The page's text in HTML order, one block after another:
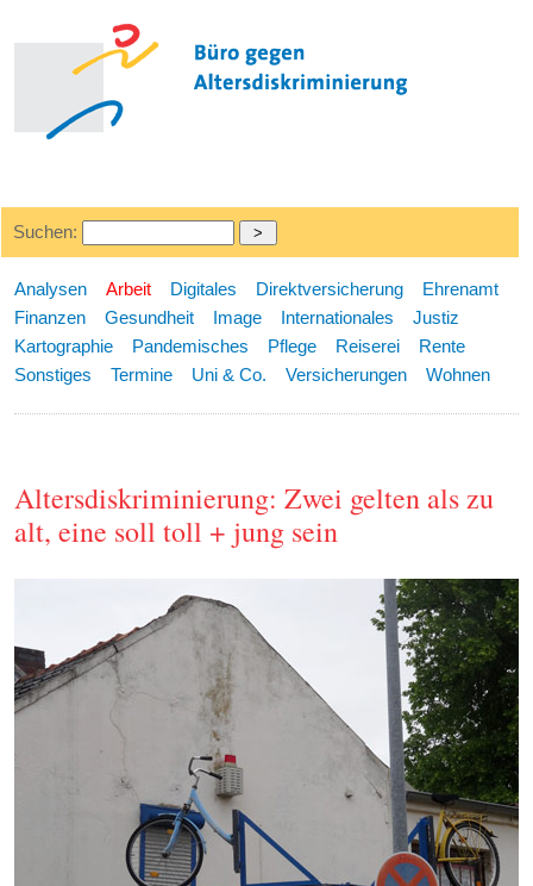
Suchen:
Analysen Arbeit Digitales Direktversicherung
Ehrenamt
Finanzen
Gesundheit Image Internationales
Justiz
Kartographie
Pandemisches Pflege Reiserei
Rente
Sonstiges
Termine Uni & Co. Versicherungen Wohnen
Altersdiskriminierung: Zwei gelten als zu
alt, eine soll toll + jung sein